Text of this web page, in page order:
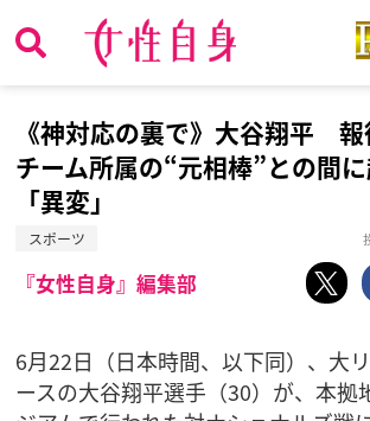
《神対応の裏で》大谷翔平
チーム所属の“元相棒”との間
「異変」
スポーツ
『女性自身』編集部
6月22日（日本時間、以下同）、大
ースの大谷翔平選手（30）が、本拠